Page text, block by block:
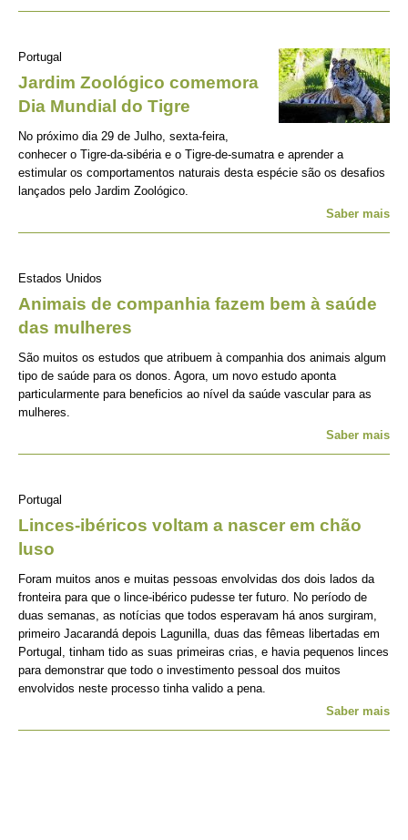
Portugal
Jardim Zoológico comemora
Dia Mundial do Tigre
No próximo dia 29 de Julho, sexta-feira,
conhecer o Tigre-da-sibéria e o Tigre-de-sumatra e aprender a
estimular os comportamentos naturais desta espécie são os desafios
lançados pelo Jardim Zoológico.
Saber mais
Estados Unidos
Animais de companhia fazem bem à saúde
das mulheres
São muitos os estudos que atribuem à companhia dos animais algum
tipo de saúde para os donos. Agora, um novo estudo aponta
particularmente para beneficios ao nível da saúde vascular para as
mulheres.
Saber mais
Portugal
Linces-ibéricos voltam a nascer em chão
luso
Foram muitos anos e muitas pessoas envolvidas dos dois lados da
fronteira para que o lince-ibérico pudesse ter futuro. No período de
duas semanas, as notícias que todos esperavam há anos surgiram,
primeiro Jacarandá depois Lagunilla, duas das fêmeas libertadas em
Portugal, tinham tido as suas primeiras crias, e havia pequenos linces
para demonstrar que todo o investimento pessoal dos muitos
envolvidos neste processo tinha valido a pena.
Saber mais